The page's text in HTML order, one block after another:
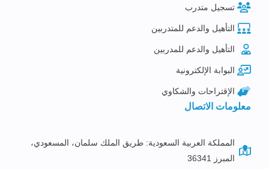
تسجيل متدرب
التأهيل والدعم للمتدربين
التأهيل والدعم للمدربين
البوابة الإلكترونية
الإقتراحات والشكاوي
معلومات الاتصال
المملكة العربية السعودية: طريق الملك سلمان، المسعودي،
المبرز 36341